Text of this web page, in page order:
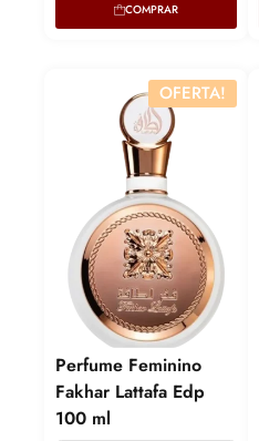
COMPRAR
OFERTA!
Perfume Feminino
Fakhar Lattafa Edp
100 ml